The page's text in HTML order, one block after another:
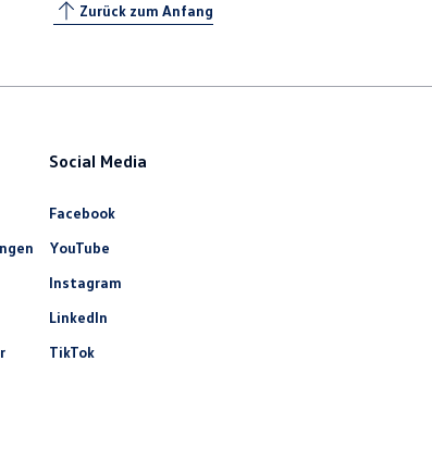
Zurück zum Anfang
Social Media
Facebook
YouTube
Instagram
LinkedIn
TikTok